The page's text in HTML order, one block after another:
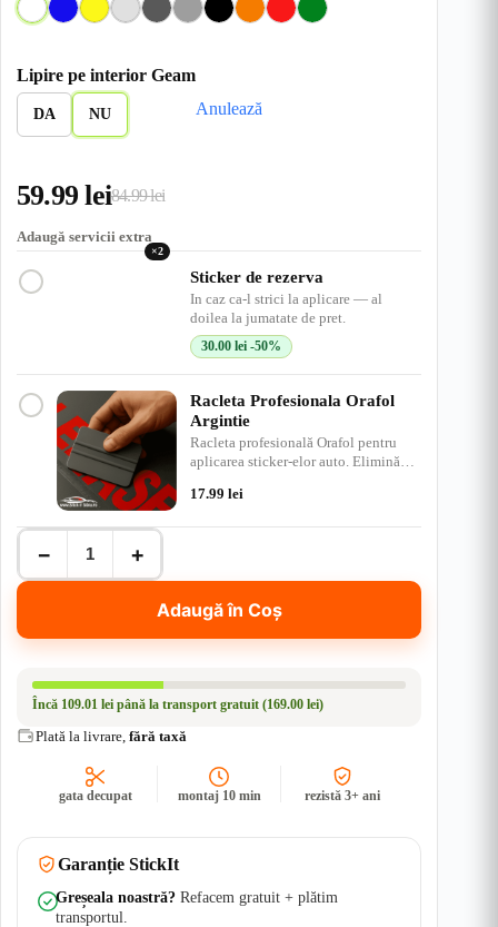
A
b
b
a
l
b
e
i
D
s
i
i
s
i
u
g
Lipire pe interior Geam
DA NU Anulează
84.99lei
Prețul
inițial
84.99 lei.
59.99lei
Prețul
curent
59.99 lei.
Adaugă servicii extra
×2
Sticker de rezerva
In caz ca-l strici la aplicare — al
doilea la jumatate de pret.
30.00lei -50%
Racleta Profesionala Orafol
Argintie
Racleta profesională Orafol pentru
aplicarea sticker-elor auto. Elimină
17.99lei
Cantitate
Autocolant
Off-
Road
Team
Apă
UV
− +
Adaugă în Coș
Încă 109.01 lei până la transport gratuit (169.00 lei)
Plată la livrare, fără taxă
gata decupat montaj 10 min rezistă 3+ ani
Garanție StickIt
Greșeala noastră? Refacem gratuit + plătim
transportul.